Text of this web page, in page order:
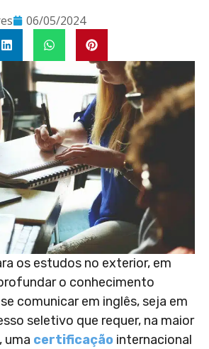
06/05/2024
os estudos no exterior, em
o conhecimento
comunicar em inglês, seja em
seletivo que requer, na maior
uma certificação internacional